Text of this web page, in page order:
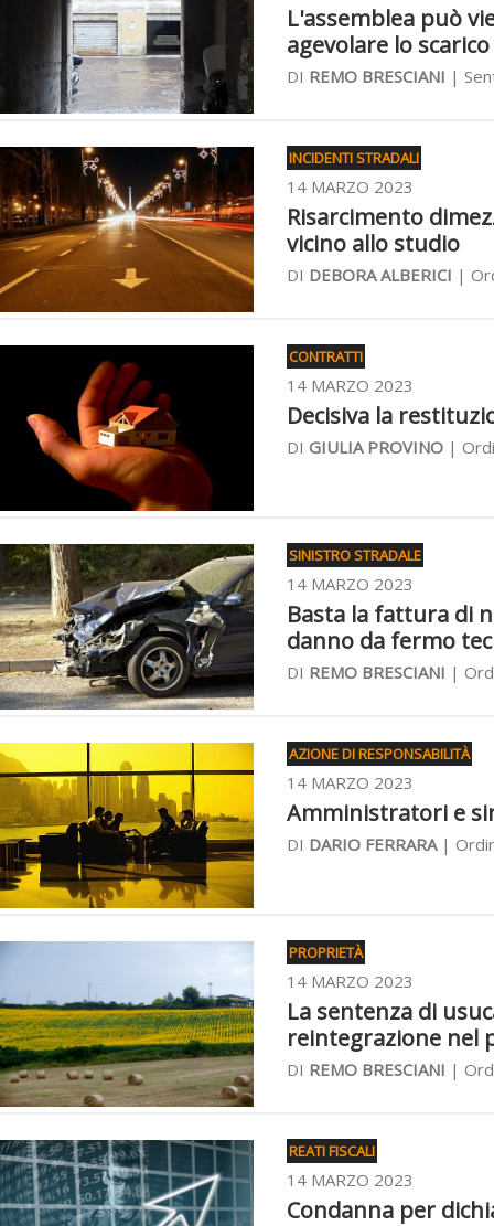
L'assemblea può
agevolare lo
DI REMO BRESCIANI |
INCIDENTI STRADALI
14 MARZO 2023
Risarcimento
vicino allo studio
DI DEBORA ALBERICI |
CONTRATTI
14 MARZO 2023
Decisiva la
DI GIULIA PROVINO |
SINISTRO STRADALE
14 MARZO 2023
Basta la fattura di
danno da fermo
DI REMO BRESCIANI |
AZIONE DI RESPONSABILITÀ
14 MARZO 2023
Amministratori e
DI DARIO FERRARA|
PROPRIETÀ
14 MARZO 2023
La sentenza di
reintegrazione nel
DI REMO BRESCIANI |
REATI FISCALI
14 MARZO 2023
Condanna per